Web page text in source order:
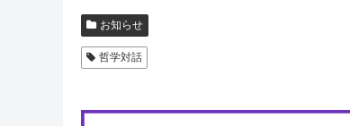
お知らせ
哲学対話